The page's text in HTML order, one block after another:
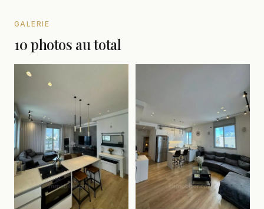
GALERIE
10 photos au total